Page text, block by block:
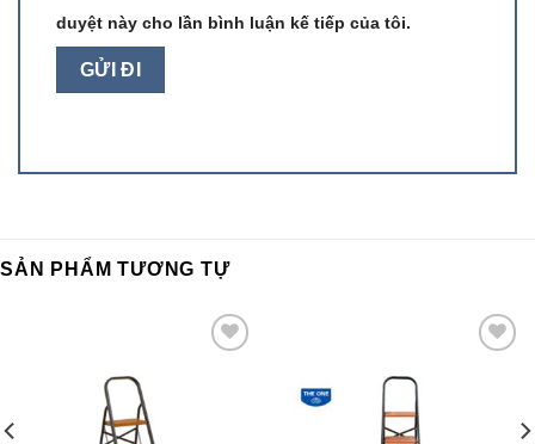
duyệt này cho lần bình luận kế tiếp của tôi.
SẢN PHẨM TƯƠNG TỰ